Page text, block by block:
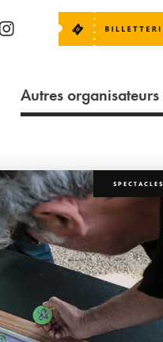
Autres organisateurs
SPECTACLES